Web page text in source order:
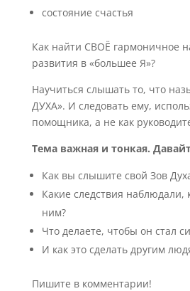
состояние счастья
Как найти СВОЁ гармоничное
развития в «большее Я»?
Научиться слышать то, что
ДУХА». И следовать ему,
помощника, а не как
Тема важная и тонкая.
Как вы слышите свой Зов
Какие следствия наблюдали,
ним?
Что делаете, чтобы он стал
И как это сделать другим
Пишите в комментарии!